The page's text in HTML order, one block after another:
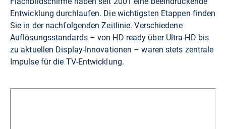
Entwicklung durchlaufen. Die wichtigsten Etappen finden
Sie in der nachfolgenden Zeitlinie. Verschiedene
Auflösungsstandards – von HD ready über Ultra-HD bis
zu aktuellen Display-Innovationen – waren stets zentrale
Impulse für die TV-Entwicklung.